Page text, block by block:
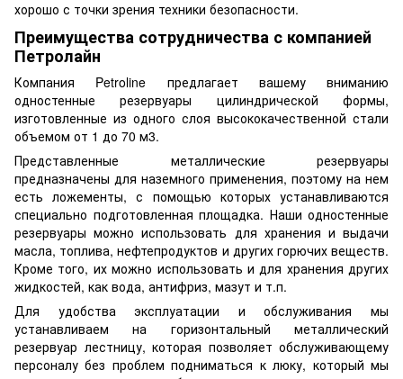
хорошо с точки зрения техники безопасности.
Преимущества сотрудничества с компанией
Петролайн
Компания Petroline предлагает вашему вниманию
одностенные резервуары цилиндрической формы,
изготовленные из одного слоя высококачественной стали
объемом от 1 до 70 м3.
Представленные металлические резервуары
предназначены для наземного применения, поэтому на нем
есть ложементы, с помощью которых устанавливаются
специально подготовленная площадка. Наши одностенные
резервуары можно использовать для хранения и выдачи
масла, топлива, нефтепродуктов и других горючих веществ.
Кроме того, их можно использовать и для хранения других
жидкостей, как вода, антифриз, мазут и т.п.
Для удобства эксплуатации и обслуживания мы
устанавливаем на горизонтальный металлический
резервуар лестницу, которая позволяет обслуживающему
персоналу без проблем подниматься к люку, который мы